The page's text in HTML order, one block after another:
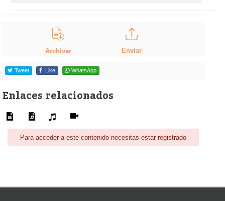
Archivar Enviar
Tweet Like WhatsApp
Enlaces relacionados
Para acceder a este contenido necesitas estar registrado